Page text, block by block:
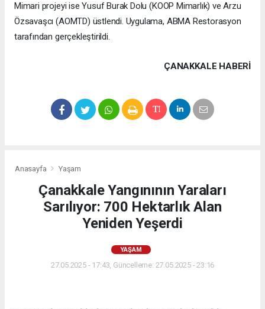
Mimari projeyi ise Yusuf Burak Dolu (KOOP Mimarlık) ve Arzu
Özsavaşcı (AOMTD) üstlendi. Uygulama, ABMA Restorasyon
tarafından gerçekleştirildi.
ÇANAKKALE HABERİ
Anasayfa Yaşam
Çanakkale Yangınının Yaraları
Sarılıyor: 700 Hektarlık Alan
Yeniden Yeşerdi
YAŞAM
27.05.2025 - 17:43, Güncelleme: 27.05.2025 - 23:16